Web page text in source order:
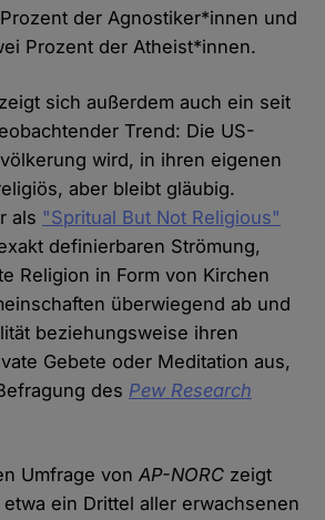
der Agnostiker*innen und
Prozent der Atheist*innen.
sich außerdem auch ein seit
Trend: Die US-
wird, in ihren eigenen
aber bleibt gläubig.
als "Spritual But Not Religious"
definierbaren Strömung,
Religion in Form von Kirchen
überwiegend ab und
beziehungsweise ihren
Gebete oder Meditation aus,
des Pew Research
Umfrage vonAP-NORC zeigt
ein Drittel aller erwachsenen